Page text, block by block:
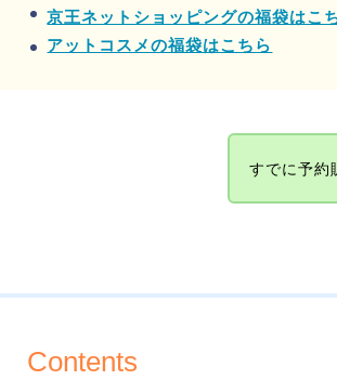
京王ネットショッピングの福袋はこ
アットコスメの福袋はこちら
すでに予約
Contents